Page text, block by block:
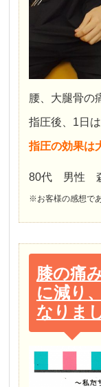
腰、大腿骨の
指圧後、1日
指圧の効果は
80代 男性
※お客様の感想で
膝の痛
に減り
なりま